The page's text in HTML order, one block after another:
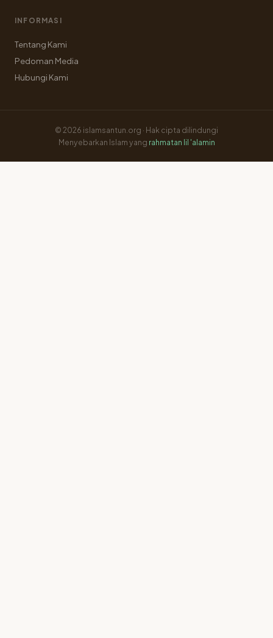
INFORMASI
Tentang Kami
Pedoman Media
Hubungi Kami
© 2026 islamsantun.org · Hak cipta dilindungi
Menyebarkan Islam yang rahmatan lil 'alamin